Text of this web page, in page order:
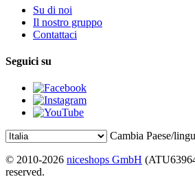
Su di noi
Il nostro gruppo
Contattaci
Seguici su
Cambia Paese/
© 2010-2026 niceshops GmbH
reserved.